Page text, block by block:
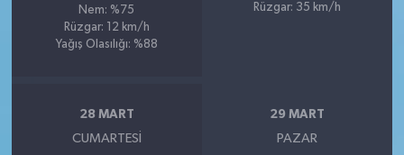
Nem: %75
Rüzgar: 12 km/h
Yağış Olasılığı: %88
Rüzgar: 35 km/h
28 MART
CUMARTESI
29 MART
PAZAR